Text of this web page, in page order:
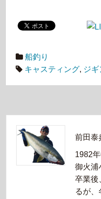
船釣り
キャスティング, ジ
前田泰
1982
御火
卒業後
るが